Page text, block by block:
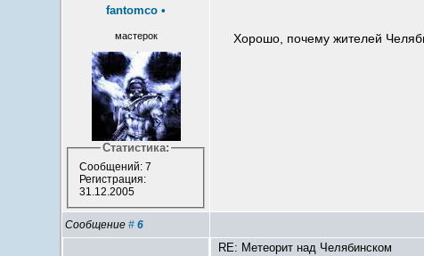
fantomco •
мастерок
Статистика:
Сообщений: 7
Регистрация:
31.12.2005
Хорошо, почему жителей
Сообщение#6
RE: Метеорит над Челябинском